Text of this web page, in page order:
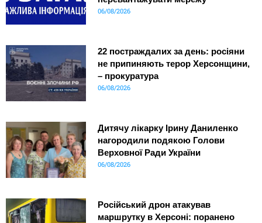
06/08/2026
22 постраждалих за день: росіяни
не припиняють терор Херсонщини,
– прокуратура
06/08/2026
Дитячу лікарку Ірину Даниленко
нагородили подякою Голови
Верховної Ради України
06/08/2026
Російський дрон атакував
маршрутку в Херсоні: поранено